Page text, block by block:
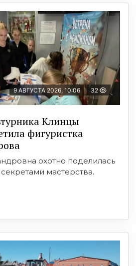
9 АВГУСТА 2026, 10:06 32
Клинцы
фигуристка
охотно поделилась
мастерства.